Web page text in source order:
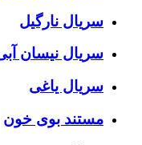
سریال نارگیل
سریال نیسان
سریال یاغی
مستند بوی خون